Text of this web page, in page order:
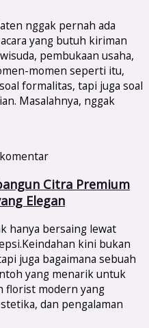
nggak pernah ada
yang butuh kiriman
pembukaan usaha,
momen seperti itu,
formalitas, tapi juga soal
Masalahnya, nggak
Citra Premium
Elegan
hanya bersaing lewat
kini bukan
juga bagaimana sebuah
yang menarik untuk
florist modern yang
dan pengalaman